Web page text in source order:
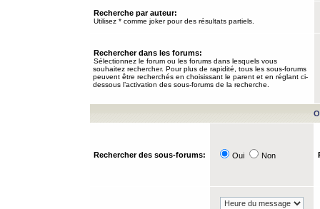
Recherche par auteur:
Utilisez * comme joker pour des résultats partiels.
Rechercher dans les forums:
Sélectionnez le forum ou les forums dans lesquels vous
souhaitez rechercher. Pour plus de rapidité, tous les sous-forums
peuvent être recherchés en choisissant le parent et en réglant ci-
dessous l’activation des sous-forums de la recherche.
Rechercher des sous-forums: Oui Non